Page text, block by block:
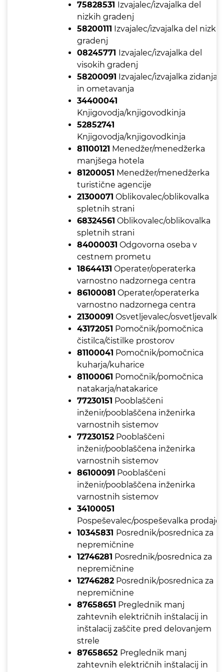
75828531 Izvajalec/izvajalka del
nizkih gradenj
58200111 Izvajalec/izvajalka del nizkih
gradenj
08245771 Izvajalec/izvajalka del
visokih gradenj
58200091 Izvajalec/izvajalka zidanja
in ometavanja
34400041
Knjigovodja/knjigovodkinja
52852741
Knjigovodja/knjigovodkinja
81100121 Menedžer/menedžerka
manjšega hotela
81200051 Menedžer/menedžerka
turistične agencije
21300071 Oblikovalec/oblikovalka
spletnih strani
68324561 Oblikovalec/oblikovalka
spletnih strani
84000031 Odgovorna oseba v
cestnem prometu
18644131 Operater/operaterka
varnostno nadzornega centra
86100081 Operater/operaterka
varnostno nadzornega centra
21300091 Osvetljevalec/osvetljevalka
43172051 Pomočnik/pomočnica
čistilca/čistilke prostorov
81100041 Pomočnik/pomočnica
kuharja/kuharice
81100061 Pomočnik/pomočnica
natakarja/natakarice
77230151 Pooblaščeni
inženir/pooblaščena inženirka
varnostnih sistemov
77230152 Pooblaščeni
inženir/pooblaščena inženirka
varnostnih sistemov
86100091 Pooblaščeni
inženir/pooblaščena inženirka
varnostnih sistemov
34100051
Pospeševalec/pospeševalka prodaje
10345831 Posrednik/posrednica za
nepremičnine
12746281 Posrednik/posrednica za
nepremičnine
12746282 Posrednik/posrednica za
nepremičnine
87658651 Preglednik manj
zahtevnih električnih inštalacij in
inštalacij zaščite pred delovanjem
strele
87658652 Preglednik manj
zahtevnih električnih inštalacij in